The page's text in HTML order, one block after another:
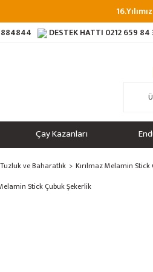
DESTEK HATTI 0212 659 84
Çay Kazanları
Tuzluk ve Baharatlık Kırılmaz Melamin Stick